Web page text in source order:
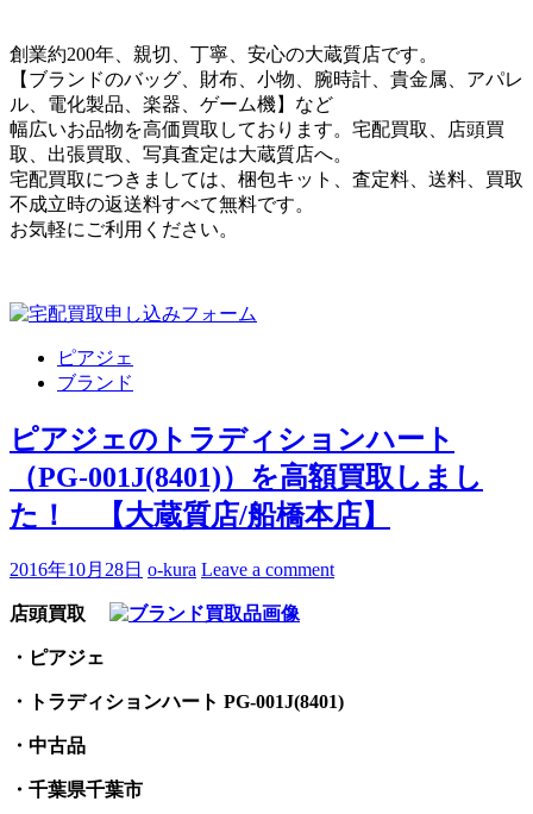
創業約200年、親切、丁寧、安心の大蔵質店です。
【ブランドのバッグ、財布、小物、腕時計、貴金属、アパレ
ル、電化製品、楽器、ゲーム機】など
幅広いお品物を高価買取しております。宅配買取、店頭買
取、出張買取、写真査定は大蔵質店へ。
宅配買取につきましては、梱包キット、査定料、送料、買取
不成立時の返送料すべて無料です。
お気軽にご利用ください。
ピアジェ
ブランド
ピアジェのトラディションハート
（PG-001J(8401)）を高額買取しまし
た！ 【大蔵質店/船橋本店】
2016年10月28日 o-kura Leave a comment
店頭買取
・ピアジェ
・トラディションハート PG-001J(8401)
・中古品
・千葉県千葉市